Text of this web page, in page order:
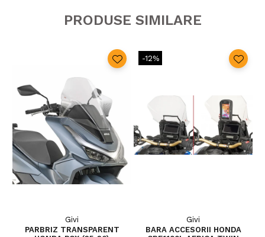
PRODUSE SIMILARE
Givi
PARBRIZ TRANSPARENT
-12%
Givi
BARA ACCESORII HONDA